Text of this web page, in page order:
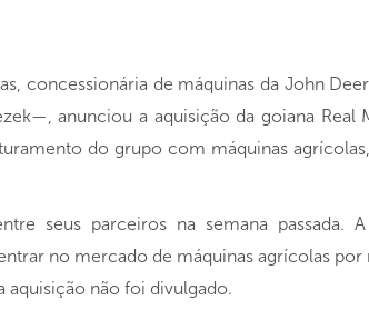
concessionária de máquinas da John
anunciou a aquisição da goiana Real
do grupo com máquinas
seus parceiros na semana passada.
no mercado de máquinas agrícolas
aquisição não foi divulgado.